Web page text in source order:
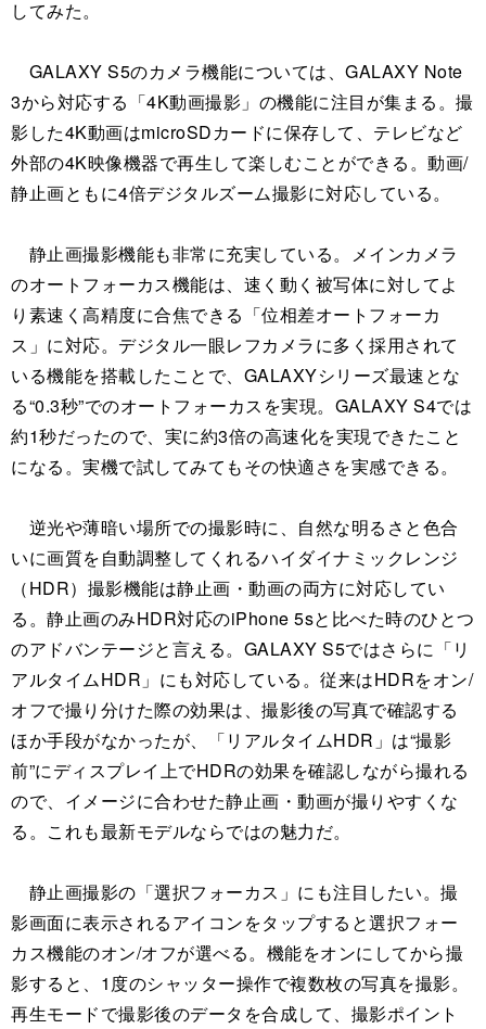
してみた。
GALAXY S5のカメラ機能については、GALAXY Note
3から対応する「4K動画撮影」の機能に注目が集まる。撮
影した4K動画はmicroSDカードに保存して、テレビなど
外部の4K映像機器で再生して楽しむことができる。動画/
静止画ともに4倍デジタルズーム撮影に対応している。
静止画撮影機能も非常に充実している。メインカメラ
のオートフォーカス機能は、速く動く被写体に対してよ
り素速く高精度に合焦できる「位相差オートフォーカ
ス」に対応。デジタル一眼レフカメラに多く採用されて
いる機能を搭載したことで、GALAXYシリーズ最速とな
る“0.3秒”でのオートフォーカスを実現。GALAXY S4では
約1秒だったので、実に約3倍の高速化を実現できたこと
になる。実機で試してみてもその快適さを実感できる。
逆光や薄暗い場所での撮影時に、自然な明るさと色合
いに画質を自動調整してくれるハイダイナミックレンジ
（HDR）撮影機能は静止画・動画の両方に対応してい
る。静止画のみHDR対応のiPhone 5sと比べた時のひとつ
のアドバンテージと言える。GALAXY S5ではさらに「リ
アルタイムHDR」にも対応している。従来はHDRをオン/
オフで撮り分けた際の効果は、撮影後の写真で確認する
ほか手段がなかったが、「リアルタイムHDR」は“撮影
前”にディスプレイ上でHDRの効果を確認しながら撮れる
ので、イメージに合わせた静止画・動画が撮りやすくな
る。これも最新モデルならではの魅力だ。
静止画撮影の「選択フォーカス」にも注目したい。撮
影画面に表示されるアイコンをタップすると選択フォー
カス機能のオン/オフが選べる。機能をオンにしてから撮
影すると、1度のシャッター操作で複数枚の写真を撮影。
再生モードで撮影後のデータを合成して、撮影ポイント